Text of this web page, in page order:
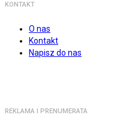
KONTAKT
O nas
Kontakt
Napisz do nas
REKLAMA I PRENUMERATA